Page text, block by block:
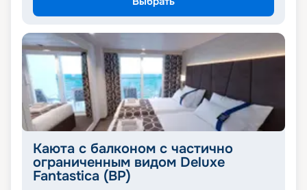
Каюта с балконом с частично
ограниченным видом Deluxe
Fantastica (BP)